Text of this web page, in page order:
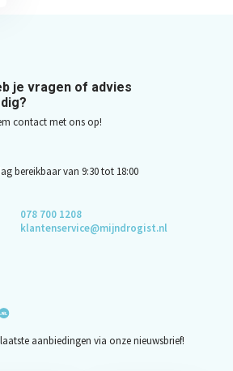
je vragen of advies
contact met ons op!
bereikbaar van 9:30 tot 18:00
078 700 1208
klantenservice@mijndrogist.nl
aanbiedingen via onze nieuwsbrief!